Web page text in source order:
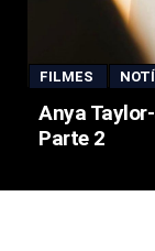
FILMES
Anya
Parte 2